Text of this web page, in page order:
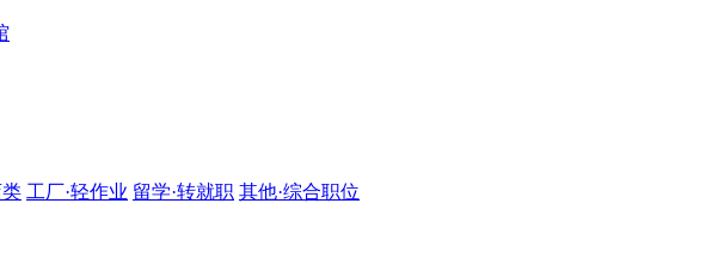
工厂·轻作业 留学·转就职 其他·综合职位